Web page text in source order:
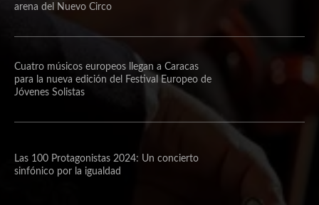
arena del Nuevo Circo
Cuatro músicos europeos llegan a Caracas
para la nueva edición del Festival Europeo de
Jóvenes Solistas
Las 100 Protagonistas 2024: Un concierto
sinfónico por la igualdad